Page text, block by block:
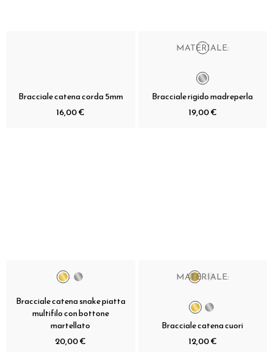
Bracciale catena corda 5mm
16,00 €
MATERIALE:
Bracciale rigido madreperla
19,00 €
Bracciale catena snake piatta
multifilo con bottone
martellato
20,00 €
MATERIALE:
Bracciale catena cuori
12,00 €